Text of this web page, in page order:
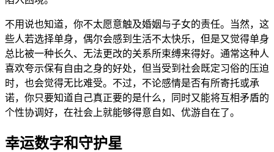
不用说也知道，你不太愿意触及婚姻与子女的责任。当然，这
些人若选择单身，偶尔会感到生活不太快乐，但是又觉得单身
总比被一种长久、无法更改的关系所束缚来得好。通常这种人
喜欢夸示保有自由之身的好处，但当受到社会既定习俗的压迫
时，也会觉得无比难受。不过，不论感情是否有所寄托或承
诺，你只要知道自己真正要的是什么，同时又能将互相矛盾的
个性协调好，在社会上就能够得意自如、优游自在了。
幸运数字和守护星